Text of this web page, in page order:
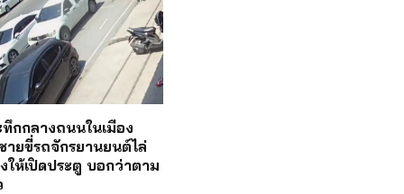
ทึกกลางถนนในเมือง
ายขี่รถจักรยานยนต์ไล่
ให้เปิดประตู บอกว่าตาม